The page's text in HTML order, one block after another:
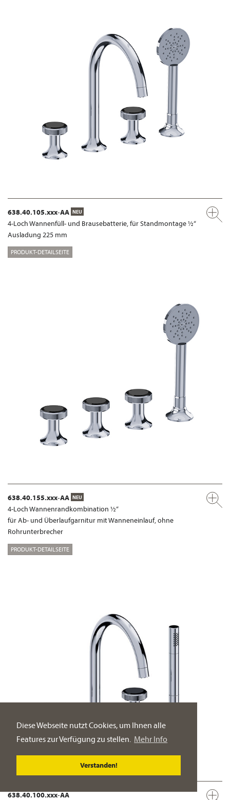
Diese Webseite nutzt Cookies, um Ihnen alle
Features zur Verfügung zu stellen. Mehr Info
Verstanden!
638.40.105.xxx-AA NEU
4-Loch Wannenfüll- und Brausebatterie, für Standmontage ½“
Ausladung 225 mm
PRODUKT-DETAILSEITE
638.40.155.xxx-AA NEU
4-Loch Wannenrandkombination ½“
für Ab- und Überlaufgarnitur mit Wanneneinlauf, ohne
Rohrunterbrecher
PRODUKT-DETAILSEITE
638.40.100.xxx-AA